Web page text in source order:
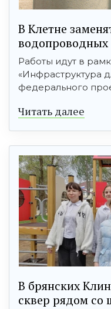
В Клетне
водопроводных
Работы идут в
«Инфраструктура
федерального
Читать далее
В брянских
сквер рядом